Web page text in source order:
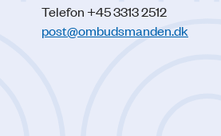
Telefon +45 3313 2512
post@ombudsmanden.dk